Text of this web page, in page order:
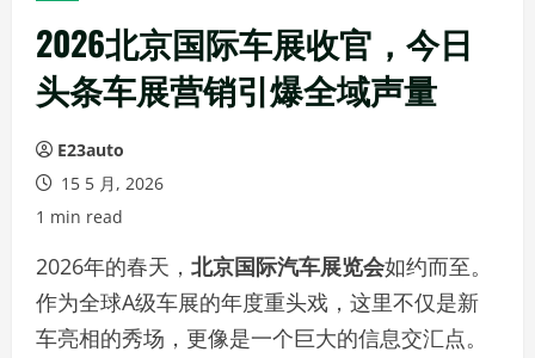
2026北京国际车展收官，今日
头条车展营销引爆全域声量
E23auto
15 5 月, 2026
1 min read
2026年的春天， 北京国际汽车展览会如约而至。
作为全球A级车展的年度重头戏，这里不仅是新
车亮相的秀场，更像是一个巨大的信息交汇点。